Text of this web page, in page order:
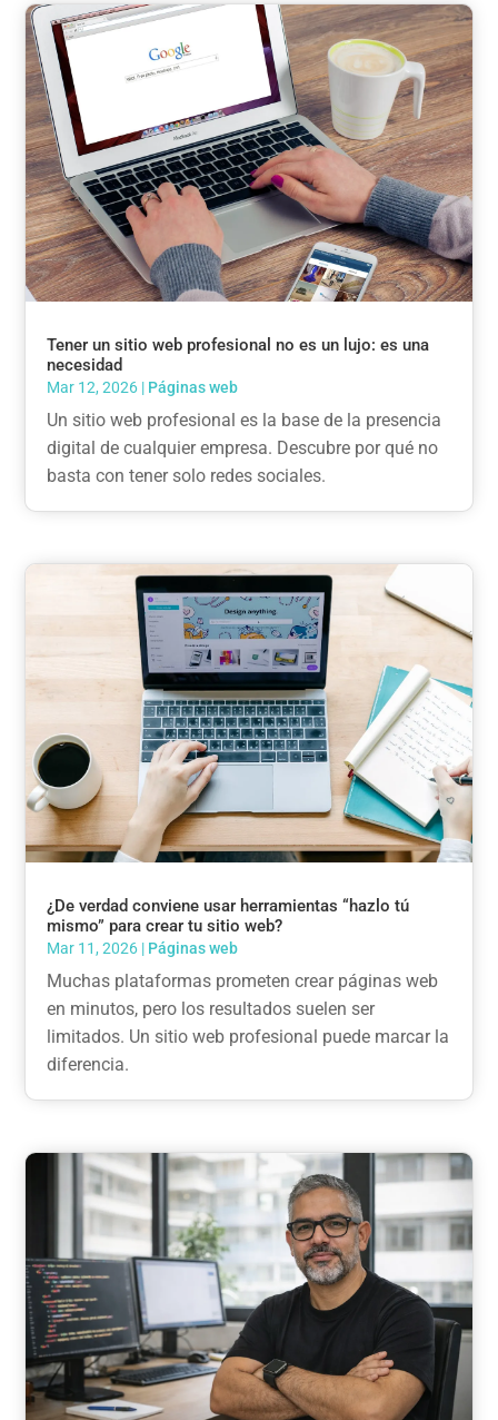
Tener un sitio web profesional no es un lujo: es una
necesidad
Mar 12, 2026 | Páginas web
Un sitio web profesional es la base de la presencia
digital de cualquier empresa. Descubre por qué no
basta con tener solo redes sociales.
¿De verdad conviene usar herramientas “hazlo tú
mismo” para crear tu sitio web?
Mar 11, 2026 | Páginas web
Muchas plataformas prometen crear páginas web
en minutos, pero los resultados suelen ser
limitados. Un sitio web profesional puede marcar la
diferencia.